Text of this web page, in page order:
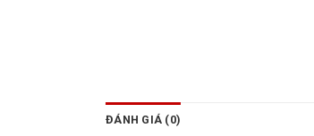
ĐÁNH GIÁ (0)